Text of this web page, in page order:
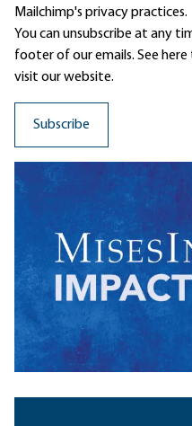
Mailchimp's privacy practices.
You can unsubscribe at any
footer of our emails. See
visit our website.